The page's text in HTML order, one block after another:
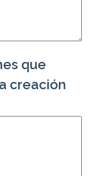
que
creación